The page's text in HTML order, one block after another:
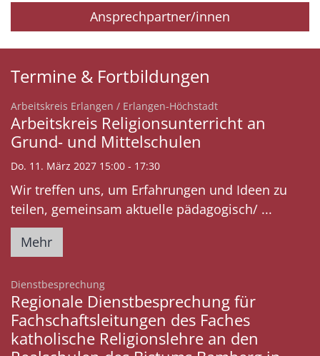
Ansprechpartner/innen
Termine & Fortbildungen
Arbeitskreis Erlangen / Erlangen-Höchstadt:
Arbeitskreis Religionsunterricht an
Grund- und Mittelschulen
Do. 11. März 2027 15:00 - 17:30
Wir treffen uns, um Erfahrungen und Ideen zu
teilen, gemeinsam aktuelle pädagogisch/ ...
Mehr
Dienstbesprechung:
Regionale Dienstbesprechung für
Fachschaftsleitungen des Faches
katholische Religionslehre an den